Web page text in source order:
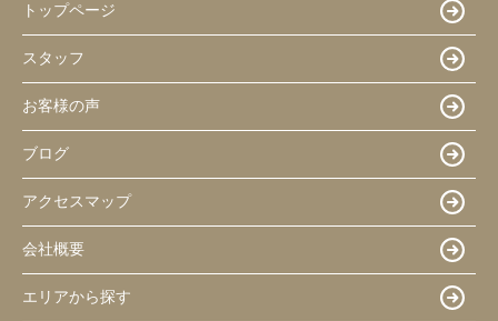
トップページ
スタッフ
お客様の声
ブログ
アクセスマップ
会社概要
エリアから探す